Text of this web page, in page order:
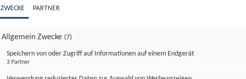
ZWECKE PARTNER
Allgemein Zwecke (7)
Speichern von oder Zugriff auf Informationen auf einem Endgerät
3 Partner